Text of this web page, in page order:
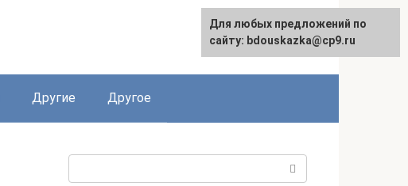
Другие Другое
Для любых предложений по
сайту: bdouskazka@cp9.ru